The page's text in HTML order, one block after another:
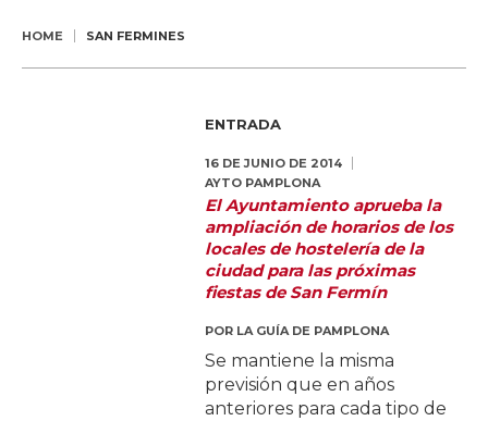
HOME SAN FERMINES
ENTRADA
16 DE JUNIO DE 2014
AYTO PAMPLONA
El Ayuntamiento aprueba la
ampliación de horarios de los
locales de hostelería de la
ciudad para las próximas
fiestas de San Fermín
POR LA GUÍA DE PAMPLONA
Se mantiene la misma
previsión que en años
anteriores para cada tipo de